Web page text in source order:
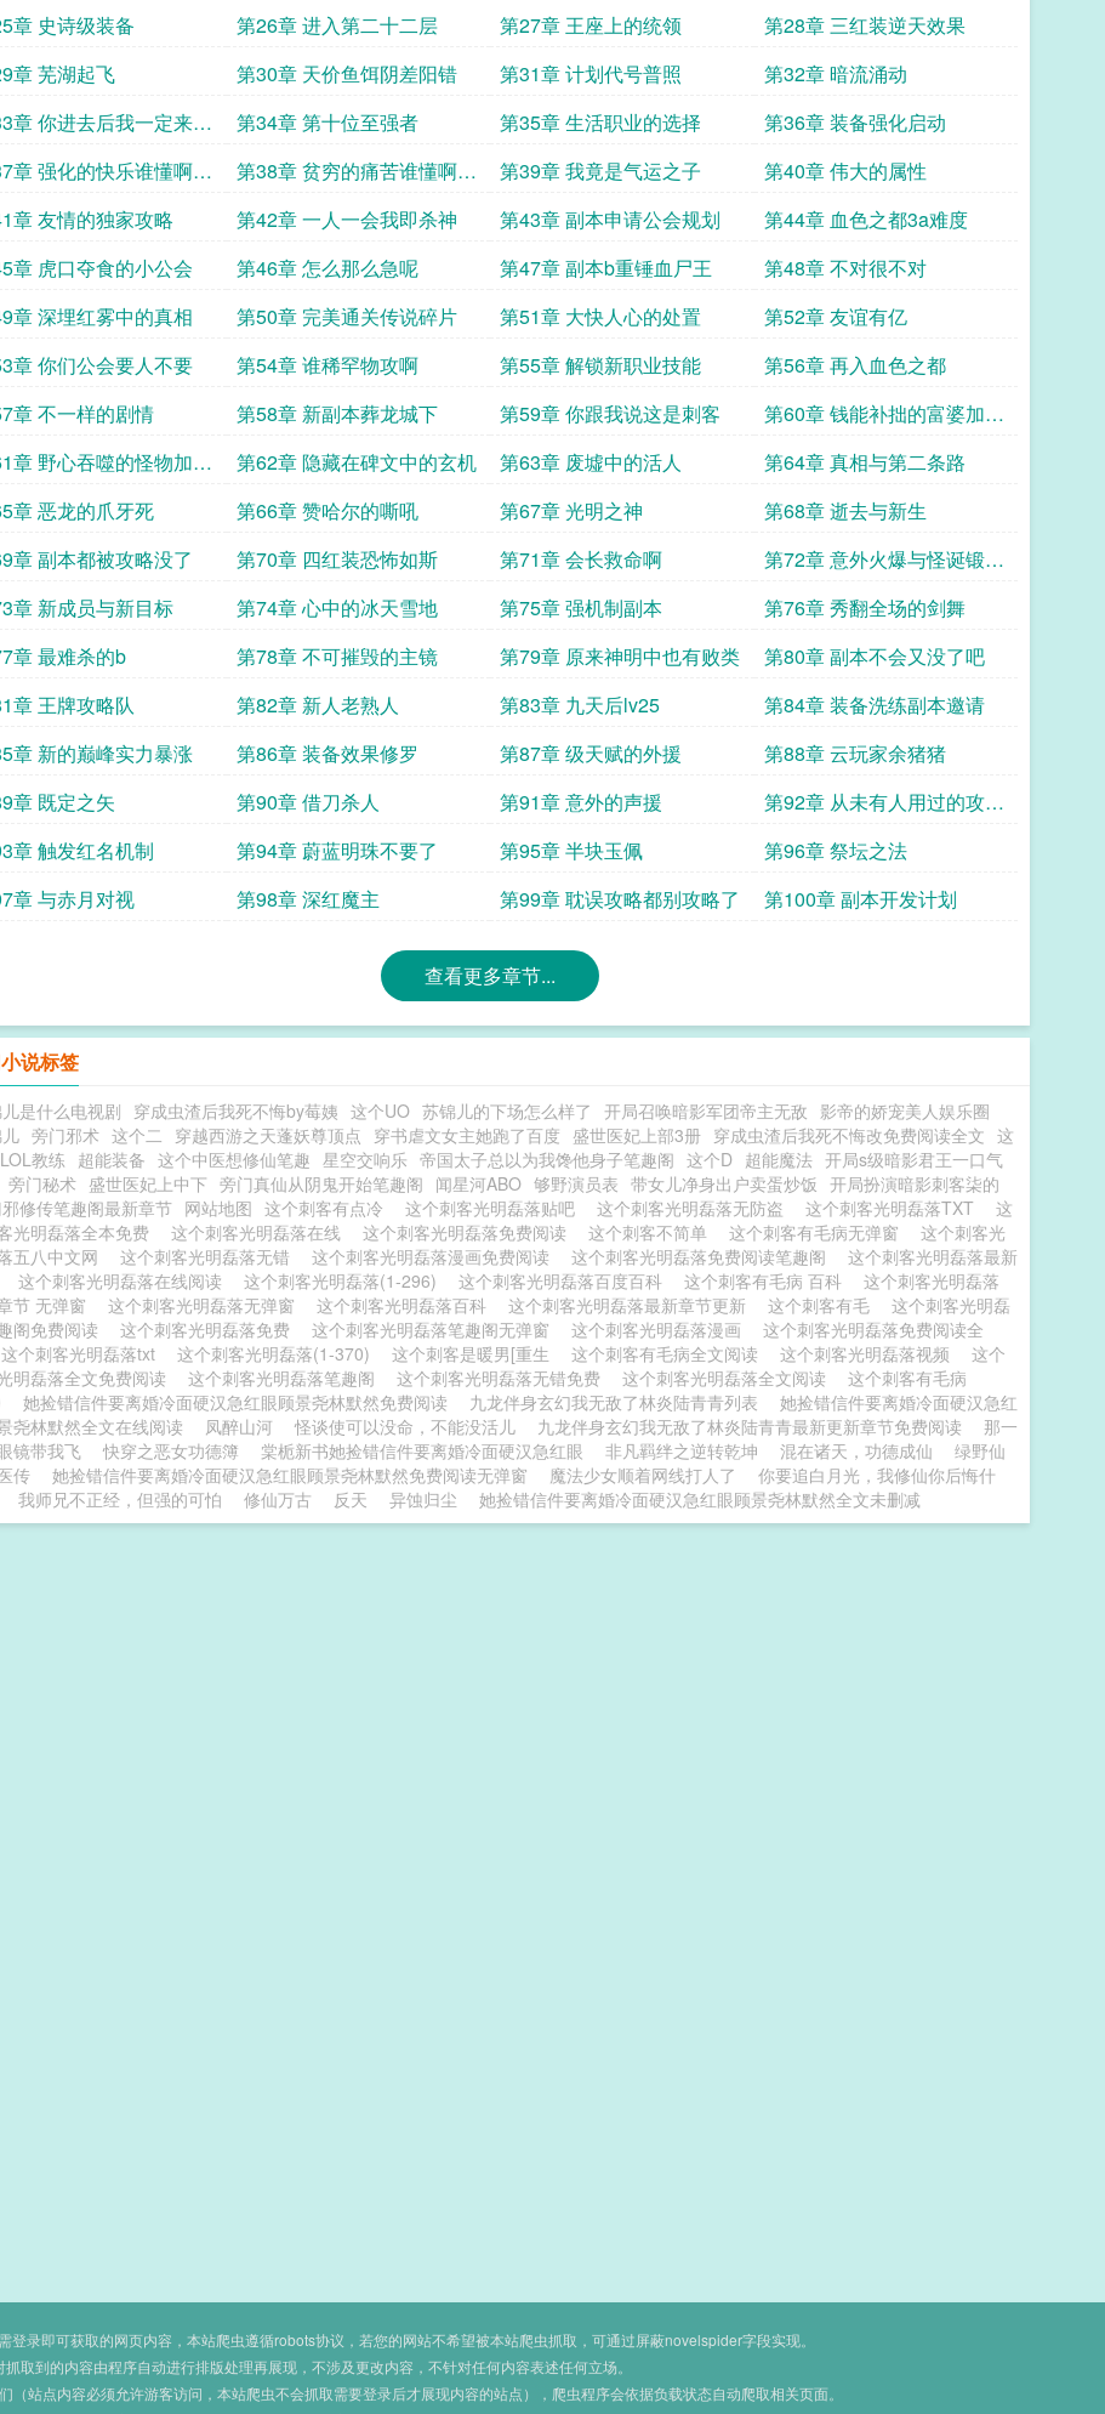
章 史诗级装备
第26章 进入第二十二层 第27章 王座上的统领
第28章 三红装逆天效果
章 芜湖起飞
第30章 天价鱼饵阴差阳错 第31章 计划代号普照
第32章 暗流涌动
章 你进去后我一定来看
第34章 第十位至强者 第35章 生活职业的选择
第36章 装备强化启动
章 强化的快乐谁懂啊加
追读
第38章 贫穷的痛苦谁懂啊加
更求追读
第39章 我竟是气运之子
第40章 伟大的属性
章 友情的独家攻略
第42章 一人一会我即杀神 第43章 副本申请公会规划
第44章 血色之都3a难度
章 虎口夺食的小公会
第46章 怎么那么急呢 第47章 副本b重锤血尸王
第48章 不对很不对
章 深埋红雾中的真相
第50章 完美通关传说碎片 第51章 大快人心的处置
第52章 友谊有亿
章 你们公会要人不要
第54章 谁稀罕物攻啊 第55章 解锁新职业技能
第56章 再入血色之都
章 不一样的剧情
第58章 新副本葬龙城下 第59章 你跟我说这是刺客
第60章 钱能补拙的富婆加更
求追读
章 野心吞噬的怪物加更
读
第62章 隐藏在碑文中的玄机 第63章 废墟中的活人
第64章 真相与第二条路
章 恶龙的爪牙死
第66章 赞哈尔的嘶吼 第67章 光明之神
第68章 逝去与新生
章 副本都被攻略没了
第70章 四红装恐怖如斯 第71章 会长救命啊
第72章 意外火爆与怪诞锻造
师
章 新成员与新目标 第74章 心中的冰天雪地 第75章 强机制副本
第76章 秀翻全场的剑舞
章 最难杀的b
第78章 不可摧毁的主镜 第79章 原来神明中也有败类
第80章 副本不会又没了吧
章 王牌攻略队
第82章 新人老熟人 第83章 九天后lv25
第84章 装备洗练副本邀请
章 新的巅峰实力暴涨
第86章 装备效果修罗 第87章 级天赋的外援
第88章 云玩家余猪猪
章 既定之矢
第90章 借刀杀人 第91章 意外的声援
第92章 从未有人用过的攻略
方式
章 触发红名机制 第94章 蔚蓝明珠不要了 第95章 半块玉佩
第96章 祭坛之法
章 与赤月对视
第98章 深红魔主 第99章 耽误攻略都别攻略了 第100章 副本开发计划
查看更多章节...
说标签
是什么电视剧 穿成虫渣后我死不悔by莓姨 这个UO 苏锦儿的下场怎么样了 开局召唤暗影军团帝主无敌 影帝的娇宠美人娱乐圈
旁门邪术 这个二 穿越西游之天蓬妖尊顶点 穿书虐文女主她跑了百度 盛世医妃上部3册 穿成虫渣后我死不悔改免费阅读全文 这
LOL教练 超能装备 这个中医想修仙笔趣 星空交响乐 帝国太子总以为我馋他身子笔趣阁 这个D 超能魔法 开局s级暗影君王一口气
旁门秘术 盛世医妃上中下 旁门真仙从阴鬼开始笔趣阁 闻星河ABO 够野演员表 带女儿净身出户卖蛋炒饭 开局扮演暗影刺客柒的
修传笔趣阁最新章节 网站地图 这个刺客有点冷 这个刺客光明磊落贴吧 这个刺客光明磊落无防盗 这个刺客光明磊落TXT
这
光明磊落全本免费
这个刺客光明磊落在线 这个刺客光明磊落免费阅读 这个刺客不简单 这个刺客有毛病无弹窗
这个刺客光
五八中文网
这个刺客光明磊落无错 这个刺客光明磊落漫画免费阅读 这个刺客光明磊落免费阅读笔趣阁
这个刺客光明磊落最新
这个刺客光明磊落在线阅读 这个刺客光明磊落(1-296) 这个刺客光明磊落百度百科 这个刺客有毛病 百科
这个刺客光明磊落
节 无弹窗
这个刺客光明磊落无弹窗 这个刺客光明磊落百科 这个刺客光明磊落最新章节更新 这个刺客有毛
这个刺客光明磊
阁免费阅读
这个刺客光明磊落免费 这个刺客光明磊落笔趣阁无弹窗 这个刺客光明磊落漫画
这个刺客光明磊落免费阅读全
这个刺客光明磊落txt 这个刺客光明磊落(1-370) 这个刺客是暖男[重生 这个刺客有毛病全文阅读 这个刺客光明磊落视频
这个
明磊落全文免费阅读
这个刺客光明磊落笔趣阁 这个刺客光明磊落无错免费 这个刺客光明磊落全文阅读
这个刺客有毛病
她捡错信件要离婚冷面硬汉急红眼顾景尧林默然免费阅读 九龙伴身玄幻我无敌了林炎陆青青列表
她捡错信件要离婚冷面硬汉急红
尧林默然全文在线阅读
凤醉山河 怪谈使可以没命，不能没活儿 九龙伴身玄幻我无敌了林炎陆青青最新更新章节免费阅读
那一
镜带我飞
快穿之恶女功德簿 棠栀新书她捡错信件要离婚冷面硬汉急红眼 非凡羁绊之逆转乾坤 混在诸天，功德成仙
绿野仙
传
她捡错信件要离婚冷面硬汉急红眼顾景尧林默然免费阅读无弹窗 魔法少女顺着网线打人了
你要追白月光，我修仙你后悔什
我师兄不正经，但强的可怕 修仙万古 反天 异蚀归尘 她捡错信件要离婚冷面硬汉急红眼顾景尧林默然全文未删减
登录即可获取的网页内容，本站爬虫遵循robots协议，若您的网站不希望被本站爬虫抓取，可通过屏蔽novelspider字段实现。
抓取到的内容由程序自动进行排版处理再展现，不涉及更改内容，不针对任何内容表述任何立场。
（站点内容必须允许游客访问，本站爬虫不会抓取需要登录后才展现内容的站点），爬虫程序会依据负载状态自动爬取相关页面。